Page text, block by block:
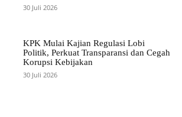
30 Juli 2026
KPK Mulai Kajian Regulasi Lobi
Politik, Perkuat Transparansi dan Cegah
Korupsi Kebijakan
30 Juli 2026